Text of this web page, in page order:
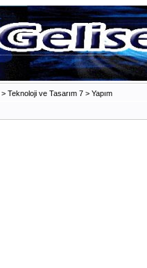
> Teknoloji ve Tasarım 7 > Yapım